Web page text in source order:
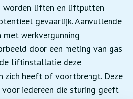
worden liften en liftputten
gevaarlijk. Aanvullende
werkvergunning
door een meting van gas
liftinstallatie deze
zich heeft of voortbrengt. Deze
voor iedereen die sturing geeft